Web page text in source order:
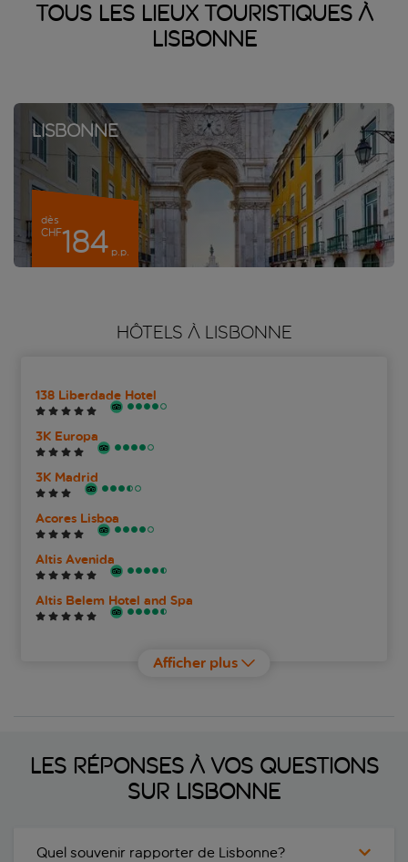
Tous les lieux touristiques à
Lisbonne
Lisbonne
dès
CHF184 p.p.
HÔTELS À LISBONNE
138 Liberdade Hotel
3K Europa
3K Madrid
Acores Lisboa
Altis Avenida
Altis Belem Hotel and Spa
As Janelas Verdes
Avenida Palace
Afficher plus
Les réponses à vos questions
sur Lisbonne
Quel souvenir rapporter de Lisbonne?